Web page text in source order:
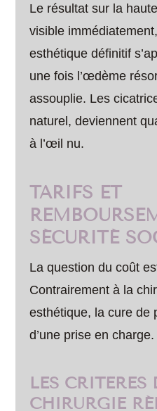
Le résultat sur la
visible
esthétique définitif
une fois l’œdème
assouplie. Les
naturel, deviennent
à l’œil nu.
TARIFS ET
SÉCURITÉ
La question du coût
Contrairement à la
esthétique, la cure de
d’une prise en charge.
LES CRITÈRES
CHIRURGIE